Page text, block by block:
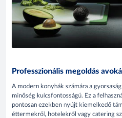
Professzionális megoldás
A modern konyhák számára a
minőség kulcsfontosságú. Ez a
pontosan ezekben nyújt kiemelkedő
éttermekről, hotelekről vagy catering